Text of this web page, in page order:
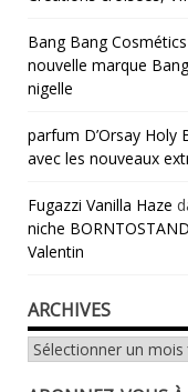
Bang Bang
nouvelle marque
nigelle
parfum D’Orsay Holy
avec les nouveaux
Fugazzi Vanilla Haze
niche
Valentin
ARCHIVES
Archives